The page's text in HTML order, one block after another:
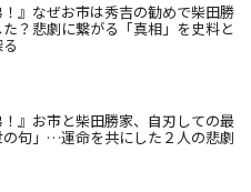
！』なぜお市は秀吉の勧めで柴田勝
？悲劇に繋がる「真相」を史料と
！』お市と柴田勝家、自刃しての最
句」…運命を共にした２人の悲劇